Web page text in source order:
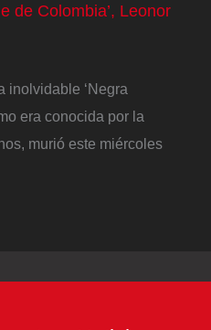
de Colombia’, Leonor
inolvidable ‘Negra
era conocida por la
murió este miércoles